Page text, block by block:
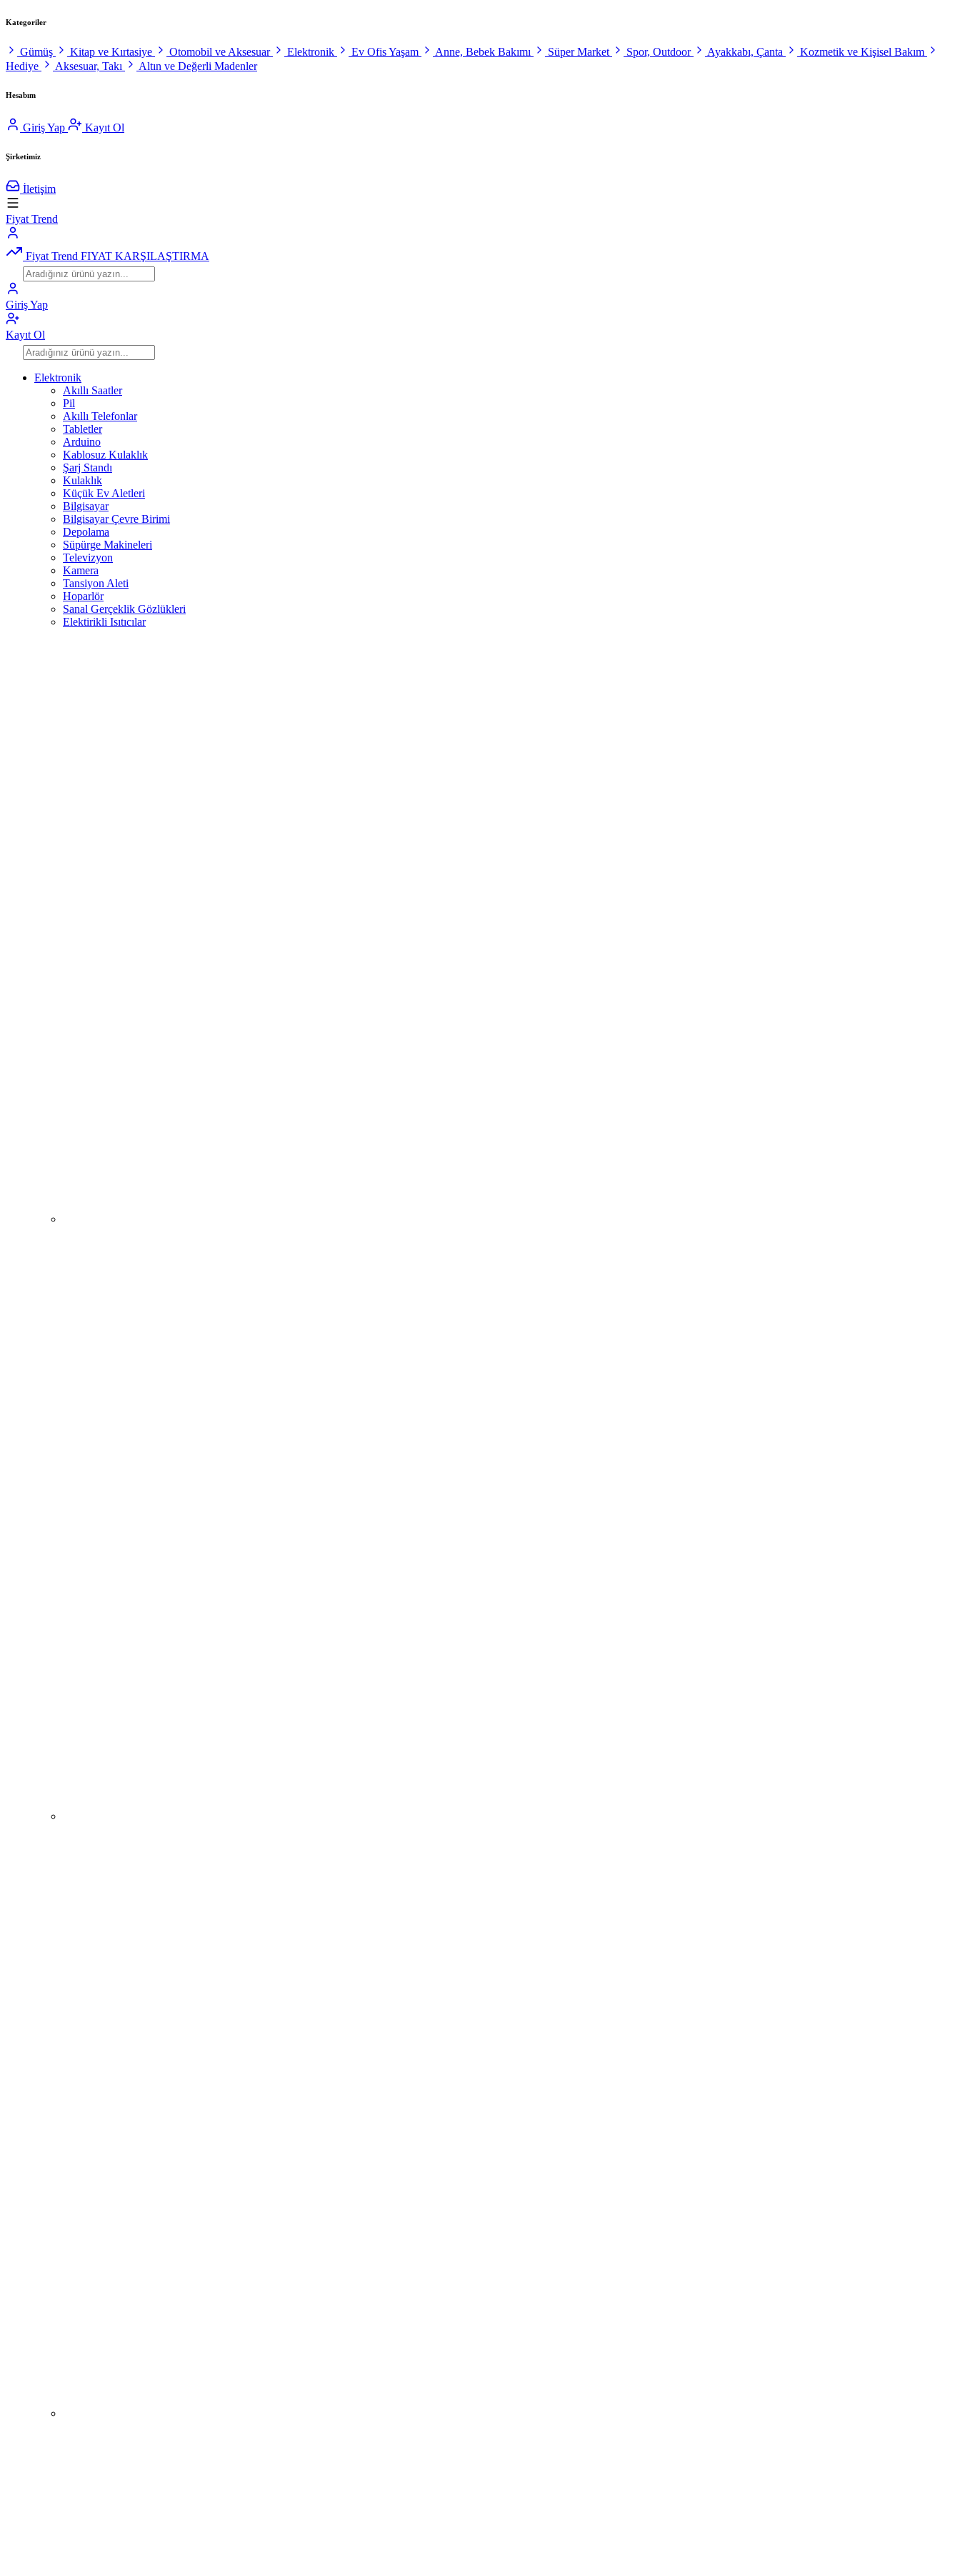
Kategoriler
Gümüş Kitap ve Kırtasiye Otomobil ve Aksesuar Elektronik Ev Ofis Yaşam Anne, Bebek Bakımı Süper Market Spor, Outdoor Ayakkabı, Çanta
Kozmetik ve Kişisel Bakım
Hediye
Aksesuar, Takı Altın ve Değerli Madenler
Hesabım
Giriş Yap Kayıt Ol
Şirketimiz
İletişim
Fiyat Trend
Fiyat Trend FIYAT KARŞILAŞTIRMA
Giriş Yap
Kayıt Ol
Elektronik
Akıllı Saatler
Pil
Akıllı Telefonlar
Tabletler
Arduino
Kablosuz Kulaklık
Şarj Standı
Kulaklık
Küçük Ev Aletleri
Bilgisayar
Bilgisayar Çevre Birimi
Depolama
Süpürge Makineleri
Televizyon
Kamera
Tansiyon Aleti
Hoparlör
Sanal Gerçeklik Gözlükleri
Elektirikli Isıtıcılar